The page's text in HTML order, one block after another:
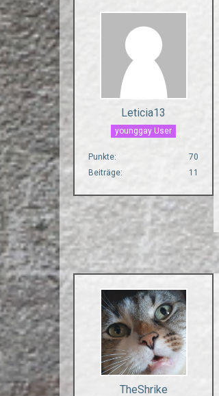
Leticia13
younggay User
Punkte
70
Beiträge
11
TheShrike